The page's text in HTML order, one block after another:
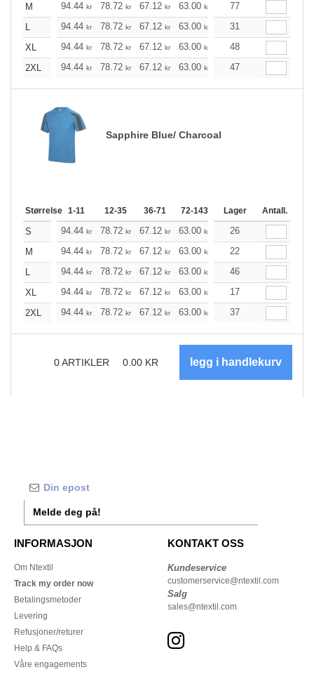
M
94.44 kr 78.72 kr 67.12 kr 63.00 kr 59.76
77
L
94.44 kr 78.72 kr 67.12 kr 63.00 kr 59.76
31
XL
94.44 kr 78.72 kr 67.12 kr 63.00 kr 59.76
48
2XL
94.44 kr 78.72 kr 67.12 kr 63.00 kr 59.76
47
Sapphire Blue/ Charcoal
Størrelse 1-11 12-35 36-71 72-143 144-287 288 +
Lager Antall.
S 94.44 kr 78.72 kr 67.12 kr 63.00 kr 59.76
26
M
94.44 kr 78.72 kr 67.12 kr 63.00 kr 59.76
22
L
94.44 kr 78.72 kr 67.12 kr 63.00 kr 59.76
46
XL
94.44 kr 78.72 kr 67.12 kr 63.00 kr 59.76
17
2XL
94.44 kr 78.72 kr 67.12 kr 63.00 kr 59.76
37
0ARTIKLER 0.00 KR
Melde deg på!
INFORMASJON
Om Ntextil
Track my order now
Betalingsmetoder
Levering
Refusjoner/returer
Help & FAQs
Våre engagements
KONTAKT OSS
Kundeservice
customerservice@ntextil.com
Salg
sales@ntextil.com